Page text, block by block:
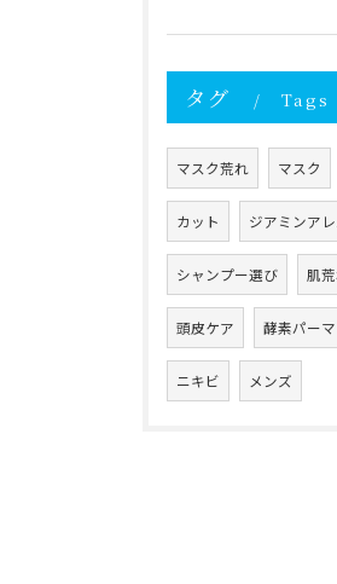
タグ Tags
マスク荒れ マスク
カット ジアミンア
シャンプー選び 肌
頭皮ケア 酵素パーマ
ニキビ メンズ